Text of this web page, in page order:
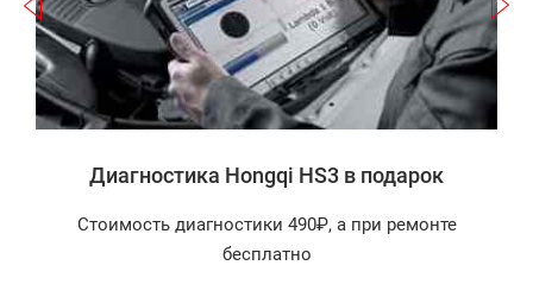
Диагностика Hongqi HS3 в подарок
Стоимость диагностики 490₽, а при ремонте
бесплатно